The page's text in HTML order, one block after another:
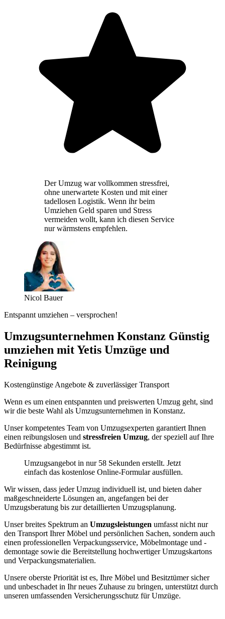
Der Umzug war vollkommen stressfrei,
ohne unerwartete Kosten und mit einer
tadellosen Logistik. Wenn ihr beim
Umziehen Geld sparen und Stress
vermeiden wollt, kann ich diesen Service
nur wärmstens empfehlen.
Nicol Bauer
Entspannt umziehen – versprochen!
Umzugsunternehmen Konstanz Günstig
umziehen mit Yetis Umzüge und
Reinigung
Kostengünstige Angebote & zuverlässiger Transport
Wenn es um einen entspannten und preiswerten Umzug geht, sind
wir die beste Wahl als Umzugsunternehmen in Konstanz.
Unser kompetentes Team von Umzugsexperten garantiert Ihnen
einen reibungslosen und stressfreien Umzug, der speziell auf Ihre
Bedürfnisse abgestimmt ist.
Umzugsangebot in nur 58 Sekunden erstellt. Jetzt
einfach das kostenlose Online-Formular ausfüllen.
Wir wissen, dass jeder Umzug individuell ist, und bieten daher
maßgeschneiderte Lösungen an, angefangen bei der
Umzugsberatung bis zur detaillierten Umzugsplanung.
Unser breites Spektrum an Umzugsleistungen umfasst nicht nur
den Transport Ihrer Möbel und persönlichen Sachen, sondern auch
einen professionellen Verpackungsservice, Möbelmontage und -
demontage sowie die Bereitstellung hochwertiger Umzugskartons
und Verpackungsmaterialien.
Unsere oberste Priorität ist es, Ihre Möbel und Besitztümer sicher
und unbeschadet in Ihr neues Zuhause zu bringen, unterstützt durch
unseren umfassenden Versicherungsschutz für Umzüge.